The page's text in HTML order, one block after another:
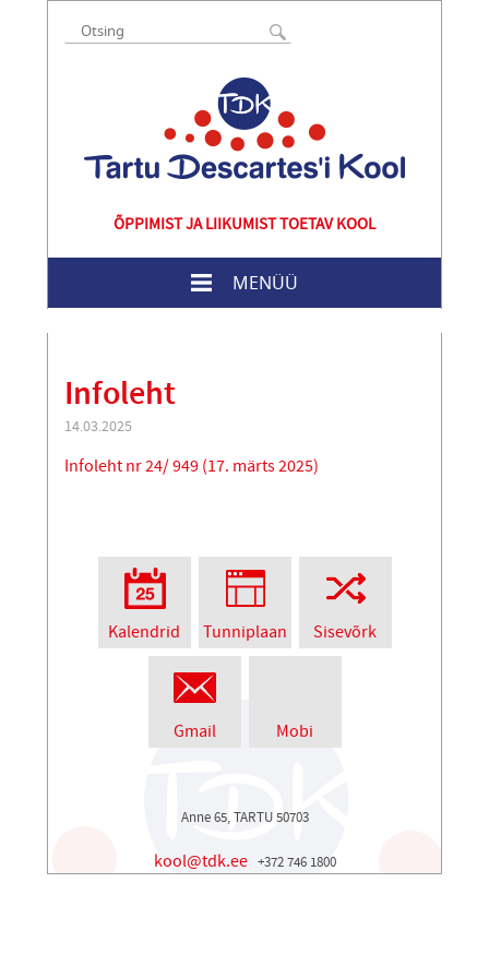
ÕPPIMIST JA LIIKUMIST TOETAV KOOL
MENÜÜ
Infoleht
14.03.2025
Infoleht nr 24/ 949 (17. märts 2025)
Kalendrid Tunniplaan Sisevõrk
Gmail Mobi
Anne 65, TARTU 50703
kool@tdk.ee +372 746 1800